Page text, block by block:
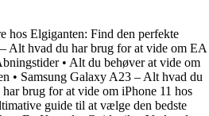
hos Elgiganten: Find den perfekte
Alt hvad du har brug for at vide om EA
• Alt du behøver at vide om
• Samsung Galaxy A23 – Alt hvad du
brug for at vide om iPhone 11 hos
guide til at vælge den bedste